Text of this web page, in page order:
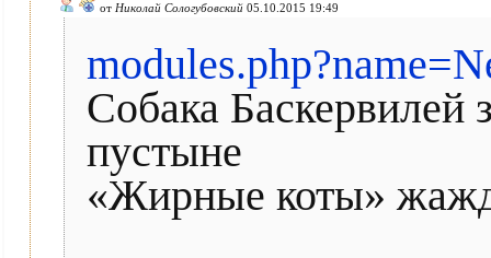
от Николай Сологубовский 05.10.2015 19:49
Собака Баскервилей
пустыне
«Жирные коты»